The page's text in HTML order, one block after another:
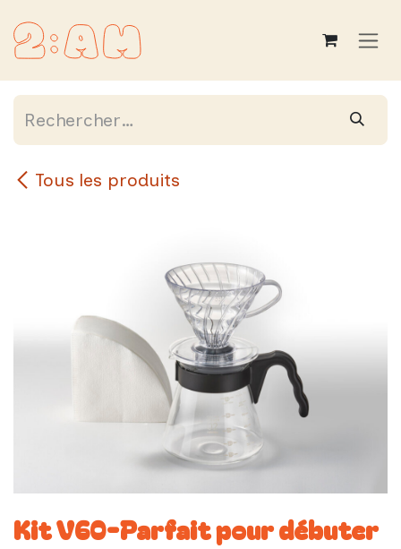
Tous les produits
Kit V60-Parfait pour débuter